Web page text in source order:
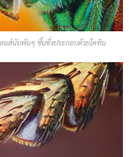
ลนส์นับพันๆ ชิ้นซึ่งประกอบด้วยไคทิน